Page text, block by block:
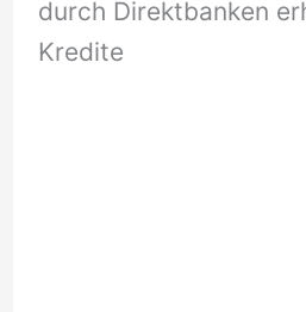
durch Direktbanken
Kredite